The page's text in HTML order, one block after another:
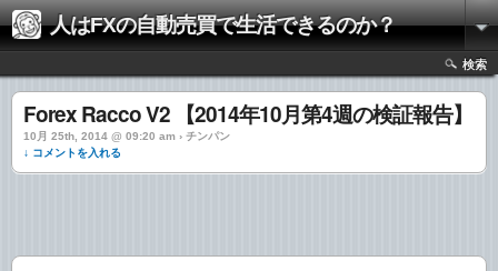
人はFXの自動売買で生活できるのか？
検索
Forex Racco V2 【2014年10月第4週の検証報告】
10月 25th, 2014 @ 09:20 am › チンパン
↓ コメントを入れる